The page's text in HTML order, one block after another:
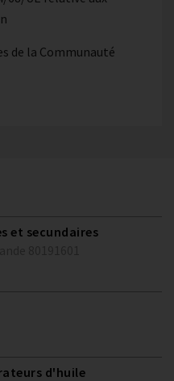
de la Communauté
et secundaires
d'huile